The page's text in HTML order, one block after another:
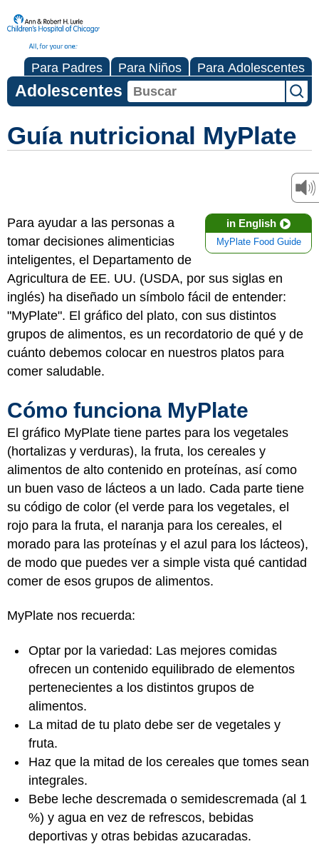
Para Padres Para Niños Para Adolescentes
Adolescentes
Guía nutricional MyPlate
in English
MyPlate Food Guide
Para ayudar a las personas a
tomar decisiones alimenticias
inteligentes, el Departamento de
Agricultura de EE. UU. (USDA, por sus siglas en
inglés) ha diseñado un símbolo fácil de entender:
"MyPlate". El gráfico del plato, con sus distintos
grupos de alimentos, es un recordatorio de qué y de
cuánto debemos colocar en nuestros platos para
comer saludable.
Cómo funciona MyPlate
El gráfico MyPlate tiene partes para los vegetales
(hortalizas y verduras), la fruta, los cereales y
alimentos de alto contenido en proteínas, así como
un buen vaso de lácteos a un lado. Cada parte tiene
su código de color (el verde para los vegetales, el
rojo para la fruta, el naranja para los cereales, el
morado para las proteínas y el azul para los lácteos),
de modo que puedes ver a simple vista qué cantidad
comer de esos grupos de alimentos.
MyPlate nos recuerda:
Optar por la variedad: Las mejores comidas
ofrecen un contenido equilibrado de elementos
pertenecientes a los distintos grupos de
alimentos.
La mitad de tu plato debe ser de vegetales y
fruta.
Haz que la mitad de los cereales que tomes sean
integrales.
Bebe leche descremada o semidescremada (al 1
%) y agua en vez de refrescos, bebidas
deportivas y otras bebidas azucaradas.